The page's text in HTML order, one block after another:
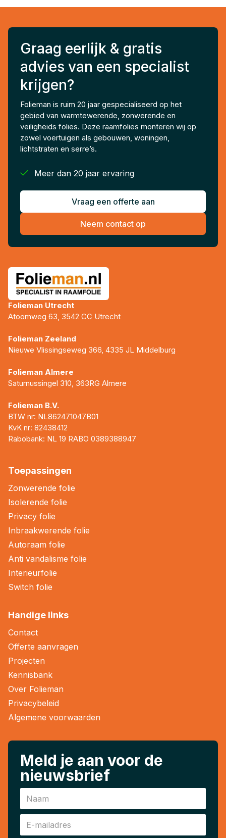
Graag eerlijk & gratis
advies van een specialist
krijgen?
Folieman is ruim 20 jaar gespecialiseerd op het
gebied van warmtewerende, zonwerende en
veiligheids folies. Deze raamfolies monteren wij op
zowel voertuigen als gebouwen, woningen,
lichtstraten en serre’s.
 Meer dan 20 jaar ervaring
Vraag een offerte aan
Neem contact op
Folieman Utrecht
Atoomweg 63, 3542 CC Utrecht
Folieman Zeeland
Nieuwe Vlissingseweg 366, 4335 JL Middelburg
Folieman Almere
Saturnussingel 310, 363RG Almere
Folieman B.V.
BTW nr: NL862471047B01
KvK nr: 82438412
Rabobank: NL 19 RABO 0389388947
Toepassingen
Zonwerende folie
Isolerende folie
Privacy folie
Inbraakwerende folie
Autoraam folie
Anti vandalisme folie
Interieurfolie
Switch folie
Handige links
Contact
Offerte aanvragen
Projecten
Kennisbank
Over Folieman
Privacybeleid
Algemene voorwaarden
Meld je aan voor de
nieuwsbrief